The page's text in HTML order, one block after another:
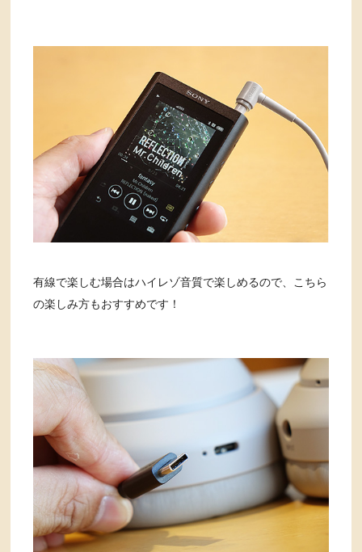
有線で楽しむ場合はハイレゾ音質で楽しめるので、こちら
の楽しみ方もおすすめです！